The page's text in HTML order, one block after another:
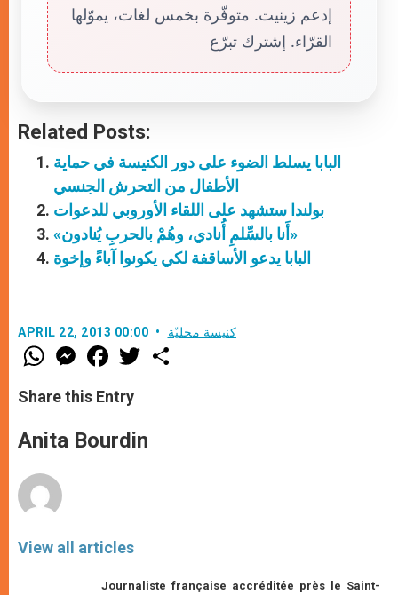
إدعم زينيت. متوفّرة بخمس لغات، يموّلها
القرّاء. إشترك تبرّع
Related Posts:
البابا يسلط الضوء على دور الكنيسة في حماية
الأطفال من التحرش الجنسي
بولندا ستشهد على اللقاء الأوروبي للدعوات
«أَنا بالسِّلمِ أُنادي، وهُمْ بالحربِ يُنادون»
البابا يدعو الأساقفة لكي يكونوا آباءً وإخوة
APRIL 22, 2013 00:00 كنيسة محليّة
W
h
t
s
p
p
M
e
s
e
g
e
F
a
e
b
o
k
w
r
Share this Entry
Anita Bourdin
View all articles
Journaliste française accréditée près le Saint-